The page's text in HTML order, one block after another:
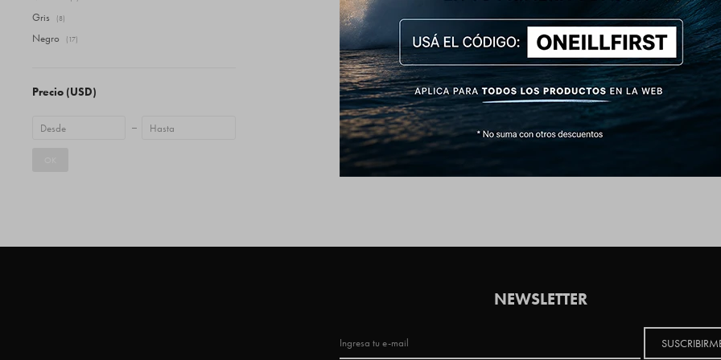
Precio (USD)
Gris (8)
Negro (17)
NEWSLETTER